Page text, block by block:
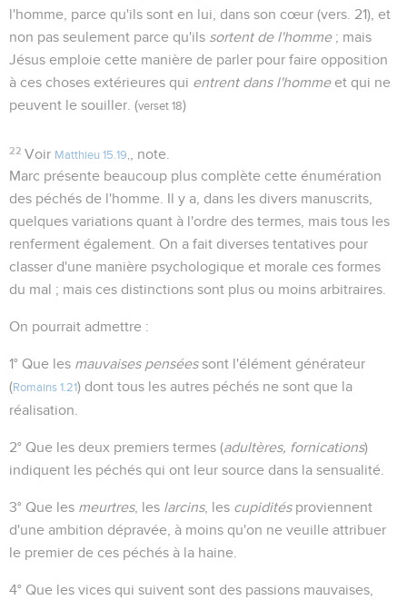
l'homme, parce qu'ils sont en lui, dans son cœur (vers. 21), et
non pas seulement parce qu'ils sortent de l'homme; mais
Jésus emploie cette manière de parler pour faire opposition
à ces choses extérieures qui entrent dans l'hommeet qui ne
peuvent le souiller. (verset 18)
22 Voir Matthieu 15.19
, note.
Marc présente beaucoup plus complète cette énumération
des péchés de l'homme. Il y a, dans les divers manuscrits,
quelques variations quant à l'ordre des termes, mais tous les
renferment également. On a fait diverses tentatives pour
classer d'une manière psychologique et morale ces formes
du mal ; mais ces distinctions sont plus ou moins arbitraires.
On pourrait admettre :
1° Que les mauvaises penséessont l'élément générateur
(Romains 1.21) dont tous les autres péchés ne sont que la
réalisation.
2° Que les deux premiers termes (adultères, fornications)
indiquent les péchés qui ont leur source dans la sensualité.
3° Que les meurtres, les larcins, les cupiditésproviennent
d'une ambition dépravée, à moins qu'on ne veuille attribuer
le premier de ces péchés à la haine.
4° Que les vices qui suivent sont des passions mauvaises,